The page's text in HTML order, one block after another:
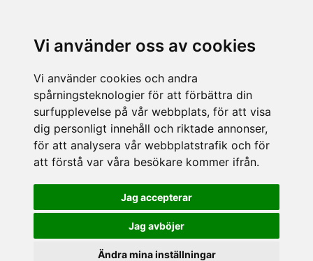
Vi använder oss av cookies
Vi använder cookies och andra
spårningsteknologier för att förbättra din
surfupplevelse på vår webbplats, för att visa
dig personligt innehåll och riktade annonser,
för att analysera vår webbplatstrafik och för
att förstå var våra besökare kommer ifrån.
Jag accepterar
Jag avböjer
Ändra mina inställningar